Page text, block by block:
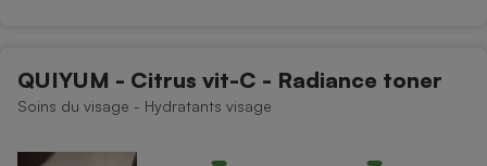
QUIYUM - Citrus vit-C - Radiance toner
Soins du visage - Hydratants visage